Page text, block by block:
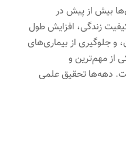
بیش از پیش در
زندگی، افزایش طول
جلوگیری از بیماری‌های
از مهم‌ترین و
دهه‌ها تحقیق علمی